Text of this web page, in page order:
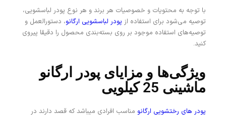
با توجه به محتویات و خصوصیات هر برند و هر نوع پودر لباسشویی،
توصیه می‌شود برای استفاده از پودر لباسشویی ارگانو، دستورالعمل و
توصیه‌های استفاده موجود بر روی بسته‌بندی محصول را دقیقا پیروی
کنید.
ویژگی‌ها و مزایای پودر ارگانو
ماشینی 25 کیلویی
پودر های رختشویی ارگانو مناسب افرادی میباشد که قصد دارند در